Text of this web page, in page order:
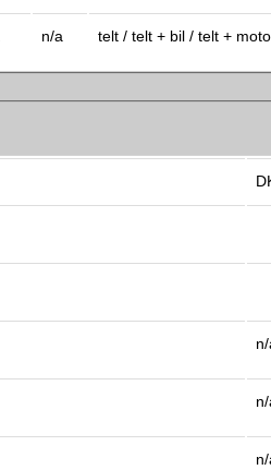
n/a telt / telt + bil / telt +